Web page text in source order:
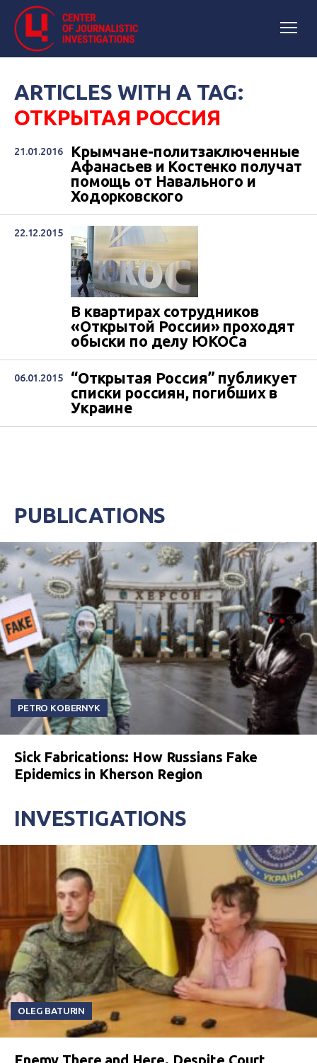
ARTICLES WITH A TAG:
ОТКРЫТАЯ РОССИЯ
21.01.2016
Крымчане-политзаключенные
Афанасьев и Костенко получат
помощь от Навального и
Ходорковского
22.12.2015
В квартирах сотрудников
«Открытой России» проходят
обыски по делу ЮКОСа
06.01.2015
“Открытая Россия” публикует
списки россиян, погибших в
Украине
PUBLICATIONS
PETRO KOBERNYK
Sick Fabrications: How Russians Fake
Epidemics in Kherson Region
INVESTIGATIONS
OLEG BATURIN
Enemy There and Here. Despite Court